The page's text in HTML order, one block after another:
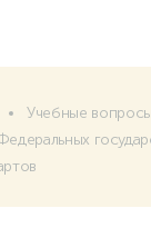
Учебные вопросы